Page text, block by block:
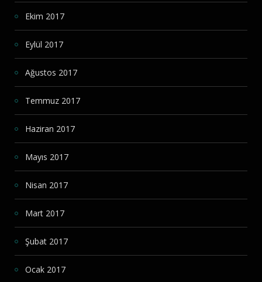
Ekim 2017
Eylül 2017
Ağustos 2017
Temmuz 2017
Haziran 2017
Mayıs 2017
Nisan 2017
Mart 2017
Şubat 2017
Ocak 2017